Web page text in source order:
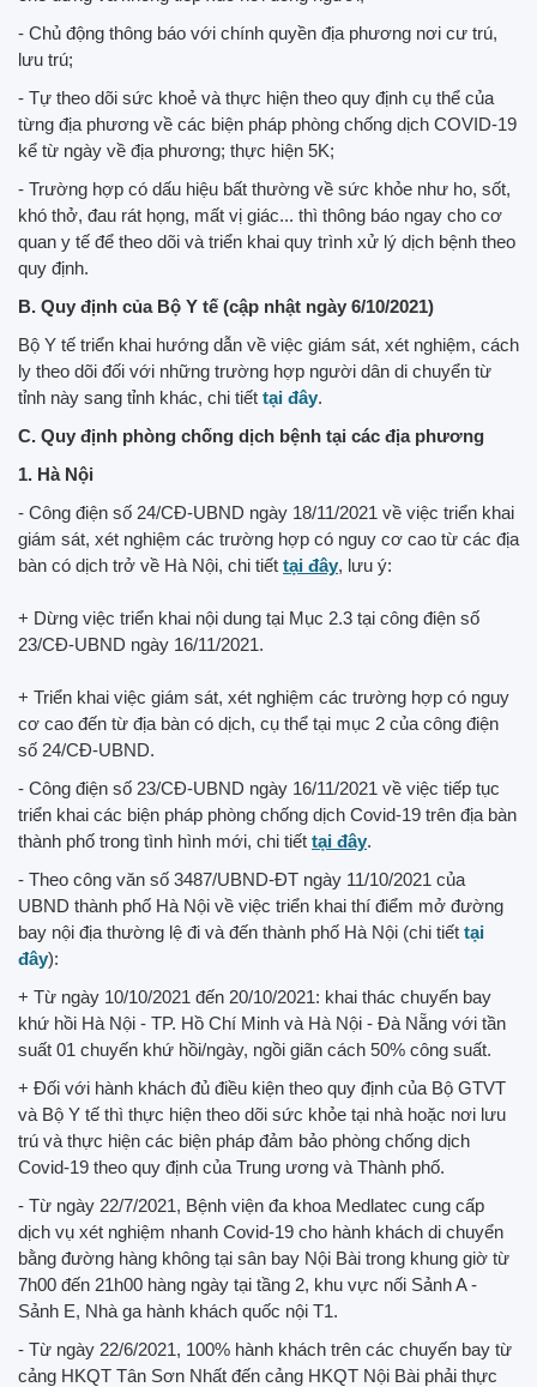
- Chủ động thông báo với chính quyền địa phương nơi cư trú,
lưu trú;
- Tự theo dõi sức khoẻ và thực hiện theo quy định cụ thể của
từng địa phương về các biện pháp phòng chống dịch COVID-19
kể từ ngày về địa phương; thực hiện 5K;
- Trường hợp có dấu hiệu bất thường về sức khỏe như ho, sốt,
khó thở, đau rát họng, mất vị giác... thì thông báo ngay cho cơ
quan y tế để theo dõi và triển khai quy trình xử lý dịch bệnh theo
quy định.
B. Quy định của Bộ Y tế (cập nhật ngày 6/10/2021)
Bộ Y tế triển khai hướng dẫn về việc giám sát, xét nghiệm, cách
ly theo dõi đối với những trường hợp người dân di chuyển từ
tỉnh này sang tỉnh khác, chi tiết tại đây.
C. Quy định phòng chống dịch bệnh tại các địa phương
1. Hà Nội
- Công điện số 24/CĐ-UBND ngày 18/11/2021 về việc triển khai
giám sát, xét nghiệm các trường hợp có nguy cơ cao từ các địa
bàn có dịch trở về Hà Nội, chi tiết tại đây, lưu ý:
+ Dừng việc triển khai nội dung tại Mục 2.3 tại công điện số
23/CĐ-UBND ngày 16/11/2021.
+ Triển khai việc giám sát, xét nghiệm các trường hợp có nguy
cơ cao đến từ địa bàn có dịch, cụ thể tại mục 2 của công điện
số 24/CĐ-UBND.
- Công điện số 23/CĐ-UBND ngày 16/11/2021 về việc tiếp tục
triển khai các biện pháp phòng chống dịch Covid-19 trên địa bàn
thành phố trong tình hình mới, chi tiết tại đây.
- Theo công văn số 3487/UBND-ĐT ngày 11/10/2021 của
UBND thành phố Hà Nội về việc triển khai thí điểm mở đường
bay nội địa thường lệ đi và đến thành phố Hà Nội (chi tiết tại
đây):
+ Từ ngày 10/10/2021 đến 20/10/2021: khai thác chuyến bay
khứ hồi Hà Nội - TP. Hồ Chí Minh và Hà Nội - Đà Nẵng với tần
suất 01 chuyến khứ hồi/ngày, ngồi giãn cách 50% công suất.
+ Đối với hành khách đủ điều kiện theo quy định của Bộ GTVT
và Bộ Y tế thì thực hiện theo dõi sức khỏe tại nhà hoặc nơi lưu
trú và thực hiện các biện pháp đảm bảo phòng chống dịch
Covid-19 theo quy định của Trung ương và Thành phố.
- Từ ngày 22/7/2021, Bệnh viện đa khoa Medlatec cung cấp
dịch vụ xét nghiệm nhanh Covid-19 cho hành khách di chuyển
bằng đường hàng không tại sân bay Nội Bài trong khung giờ từ
7h00 đến 21h00 hàng ngày tại tầng 2, khu vực nối Sảnh A -
Sảnh E, Nhà ga hành khách quốc nội T1.
- Từ ngày 22/6/2021, 100% hành khách trên các chuyến bay từ
cảng HKQT Tân Sơn Nhất đến cảng HKQT Nội Bài phải thực